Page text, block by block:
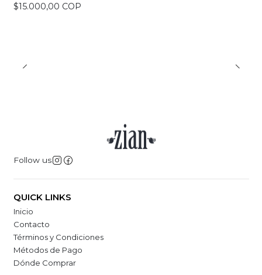
$15.000,00 COP
Follow us
QUICK LINKS
Inicio
Contacto
Términos y Condiciones
Métodos de Pago
Dónde Comprar